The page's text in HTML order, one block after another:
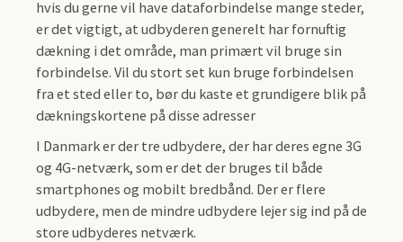
hvis du gerne vil have dataforbindelse mange steder,
er det vigtigt, at udbyderen generelt har fornuftig
dækning i det område, man primært vil bruge sin
forbindelse. Vil du stort set kun bruge forbindelsen
fra et sted eller to, bør du kaste et grundigere blik på
dækningskortene på disse adresser
I Danmark er der tre udbydere, der har deres egne 3G
og 4G-netværk, som er det der bruges til både
smartphones og mobilt bredbånd. Der er flere
udbydere, men de mindre udbydere lejer sig ind på de
store udbyderes netværk.